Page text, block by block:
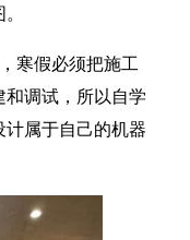
寒假必须把施工
调试，所以自学
属于自己的机器